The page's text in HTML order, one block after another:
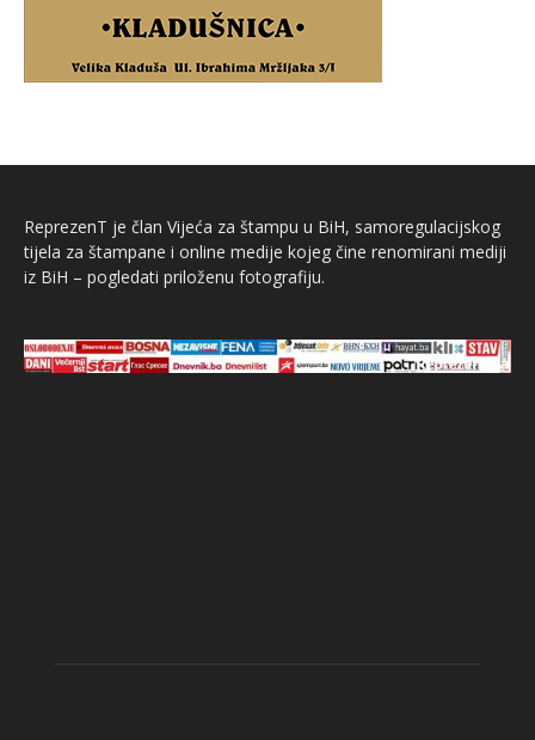
ReprezenT je član Vijeća za štampu u BiH, samoregulacijskog
tijela za štampane i online medije kojeg čine renomirani mediji
iz BiH – pogledati priloženu fotografiju.